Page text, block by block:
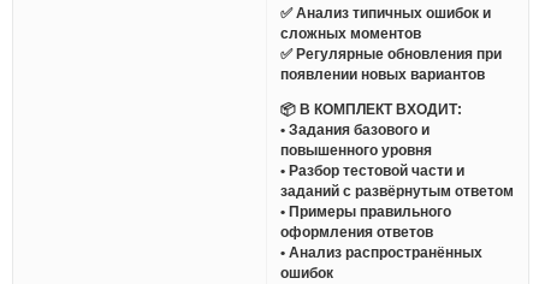
✅ Анализ типичных ошибок и
сложных моментов
✅ Регулярные обновления при
появлении новых вариантов
📦 В КОМПЛЕКТ ВХОДИТ:
• Задания базового и
повышенного уровня
• Разбор тестовой части и
заданий с развёрнутым ответом
• Примеры правильного
оформления ответов
• Анализ распространённых
ошибок